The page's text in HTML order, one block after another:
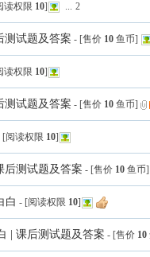
读权限 10] ... 2
测试题及答案 - [售价 10 鱼币]
读权限 10]
测试题及答案 - [售价 10 鱼币]
[阅读权限 10]
后测试题及答案 - [售价 10 鱼
白 - [阅读权限 10]
| 课后测试题及答案 - [售价 10